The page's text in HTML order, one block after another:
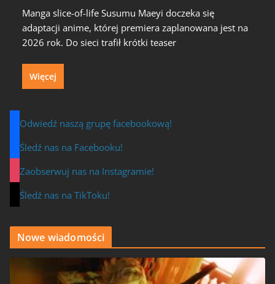
Manga slice-of-life Susumu Maeyi doczeka się
adaptacji anime, której premiera zaplanowana jest na
2026 rok. Do sieci trafił krótki teaser
Więcej
Odwiedź naszą grupę facebookową!
Śledź nas na Facebooku!
Zaobserwuj nas na Instagramie!
Śledź nas na TikToku!
Nowe wiadomości